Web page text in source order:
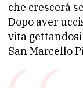
che crescerà
Dopo aver
vita
San Marcello